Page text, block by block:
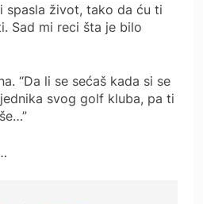
spasla život, tako da ću ti
Sad mi reci šta je bilo
“Da li se sećaš kada si se
svog golf kluba, pa ti